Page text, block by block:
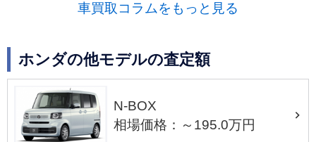
車買取コラムをもっと見る
ホンダの他モデルの査定額
N-BOX
相場価格：～195.0万円